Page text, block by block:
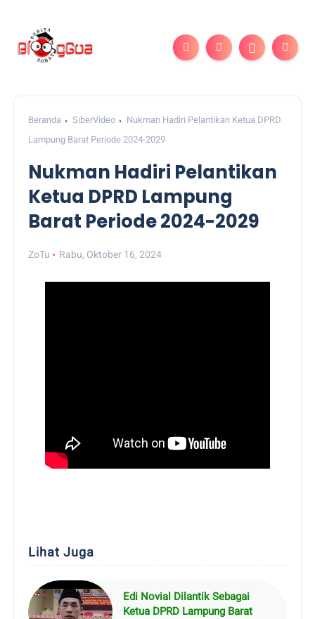
Beranda SiberVideo
Nukman Hadiri Pelantikan Ketua DPRD
Lampung Barat Periode 2024-2029
Nukman Hadiri Pelantikan
Ketua DPRD Lampung
Barat Periode 2024-2029
ZoTu Rabu, Oktober 16, 2024
Lihat Juga
Edi Novial Dilantik Sebagai
Ketua DPRD Lampung Barat